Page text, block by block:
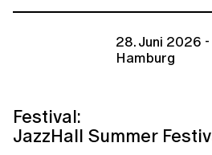
28. Juni 2026
Hamburg
Festival:
JazzHall Summer